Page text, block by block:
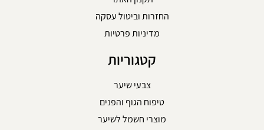
החזרות וביטול עסקה
מדיניות פרטיות
קטגוריות
צבעי שיער
טיפוח הגוף והפנים
מוצרי חשמל לשיער